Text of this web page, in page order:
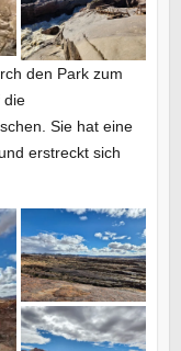
den Park zum
die
Sie hat eine
erstreckt sich